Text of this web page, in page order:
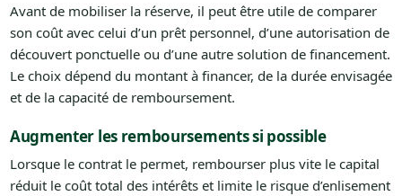
Avant de mobiliser la réserve, il peut être utile de comparer
son coût avec celui d’un prêt personnel, d’une autorisation de
découvert ponctuelle ou d’une autre solution de financement.
Le choix dépend du montant à financer, de la durée envisagée
et de la capacité de remboursement.
Augmenter les remboursements si possible
Lorsque le contrat le permet, rembourser plus vite le capital
réduit le coût total des intérêts et limite le risque d’enlisement